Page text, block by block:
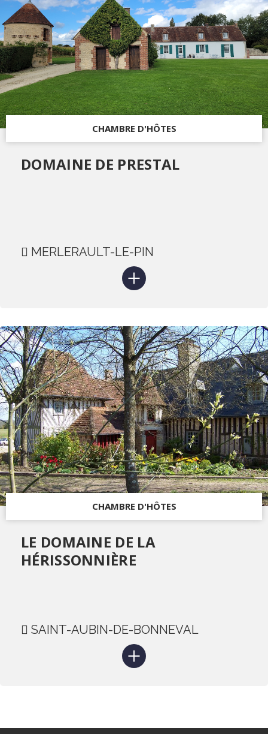
CHAMBRE D'HÔTES
DOMAINE DE PRESTAL
MERLERAULT-LE-PIN
CHAMBRE D'HÔTES
LE DOMAINE DE LA
HÉRISSONNIÈRE
SAINT-AUBIN-DE-BONNEVAL